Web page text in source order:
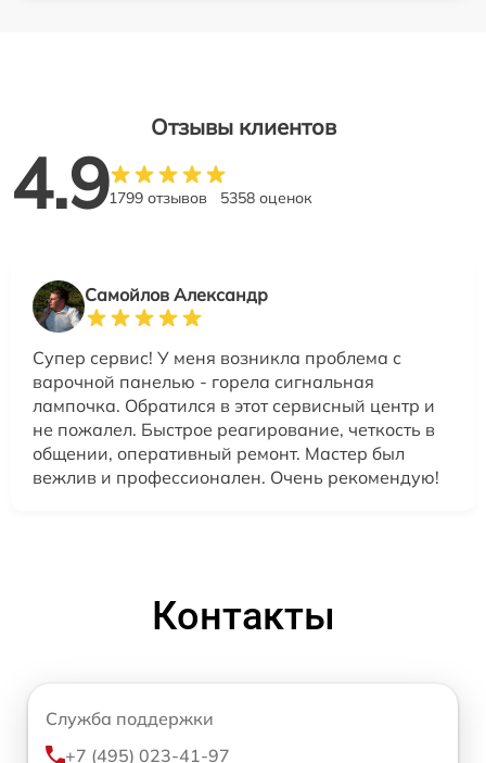
Отзывы клиентов
4.91799 отзывов 5358 оценок
Самойлов Александр
Супер сервис! У меня возникла проблема с
варочной панелью - горела сигнальная
лампочка. Обратился в этот сервисный центр и
не пожалел. Быстрое реагирование, четкость в
общении, оперативный ремонт. Мастер был
вежлив и профессионален. Очень рекомендую!
Контакты
Служба поддержки
+7 (495) 023-41-97